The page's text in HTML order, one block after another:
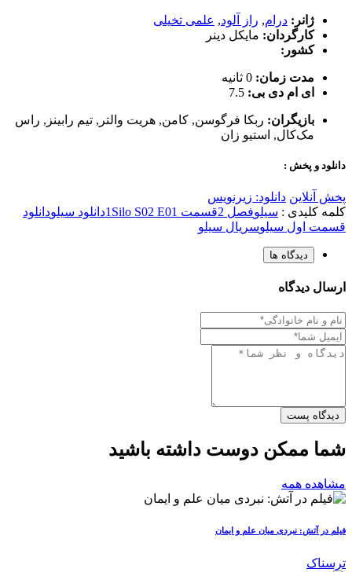
ژانر: درام, راز آلود, علمی تخیلی
کارگردان: مایکل دینر
کشور:
مدت زمان: 0 ثانیه
ای ام دی بی: 7.5
بازیگران: ربکا فرگوسن, کامن, هریت والتر , تیم رابینز , راس
مک‌کال, استیو زان
دانلود و پخش :
پخش آنلاین دانلود: زیرنویس
کلمه کلیدی : سیلوفصل 2 قسمت 1 Silo S02 E01 دانلود سیلودانلود
قسمت اول سیلوسریال سیلو
دیدگاه ها
ارسال دیدگاه
دیدگاه پست
شما ممکن دوست داشته باشید
مشاهده همه
فیلم در آتش: نبردی میان علم و ایمان
ترسناک